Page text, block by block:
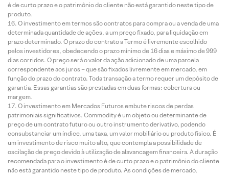
é de curto prazo e o patrimônio do cliente não está garantido neste tipo de
produto.
O investimento em termos são contratos para compra ou a venda de uma
determinada quantidade de ações, a um preço fixado, para liquidação em
prazo determinado. O prazo do contrato a Termo é livremente escolhido
pelos investidores, obedecendo o prazo mínimo de 16 dias e máximo de 999
dias corridos. O preço será o valor da ação adicionado de uma parcela
correspondente aos juros – que são fixados livremente em mercado, em
função do prazo do contrato. Toda transação a termo requer um depósito de
garantia. Essas garantias são prestadas em duas formas: cobertura ou
margem.
O investimento em Mercados Futuros embute riscos de perdas
patrimoniais significativos. Commodity é um objeto ou determinante de
preço de um contrato futuro ou outro instrumento derivativo, podendo
consubstanciar um índice, uma taxa, um valor mobiliário ou produto físico. É
um investimento de risco muito alto, que contempla a possibilidade de
oscilação de preço devido à utilização de alavancagem financeira. A duração
recomendada para o investimento é de curto prazo e o patrimônio do cliente
não está garantido neste tipo de produto. As condições de mercado,